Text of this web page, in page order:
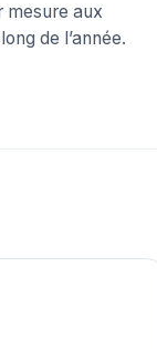
mesure aux
de l’année.